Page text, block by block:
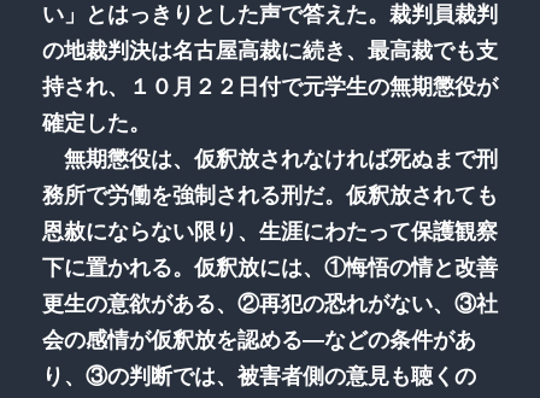
い」とはっきりとした声で答えた。裁判員裁判
の地裁判決は名古屋高裁に続き、最高裁でも支
持され、１０月２２日付で元学生の無期懲役が
確定した。
無期懲役は、仮釈放されなければ死ぬまで刑
務所で労働を強制される刑だ。仮釈放されても
恩赦にならない限り、生涯にわたって保護観察
下に置かれる。仮釈放には、①悔悟の情と改善
更生の意欲がある、②再犯の恐れがない、③社
会の感情が仮釈放を認める―などの条件があ
り、③の判断では、被害者側の意見も聴くの